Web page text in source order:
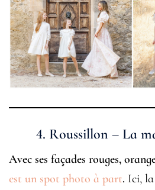
4. Roussillon – La
Avec ses façades rouges,
est un spot photo à part. Ici, la